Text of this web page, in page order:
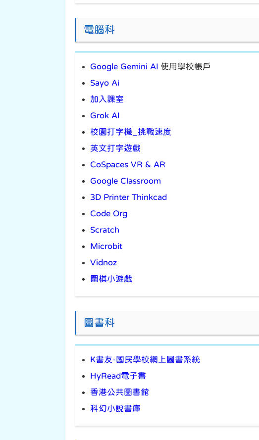
電腦科
Google Gemini AI 使用學校帳戶
Sayo Ai
加入課室
Grok AI
校園打字機_挑戰速度
英文打字遊戲
CoSpaces VR & AR
Google Classroom
3D Printer Thinkcad
Code Org
Scratch
Microbit
Vidnoz
圍棋小遊戲
圖書科
K書友-國民學校網上圖書系統
HyRead電子書
香港公共圖書館
科幻小說書庫